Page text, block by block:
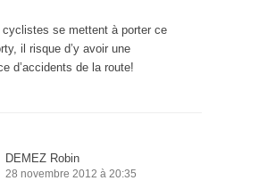
se mettent à porter ce
il risque d’y avoir une
d’accidents de la route!
DEMEZ Robin
28 novembre 2012 à 20:35